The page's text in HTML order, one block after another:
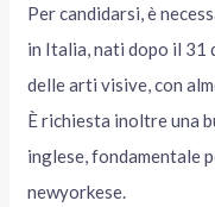
Per candidarsi, è
in Italia, nati dopo il 31
delle arti visive, con
È richiesta inoltre una
inglese, fondamentale
newyorkese.